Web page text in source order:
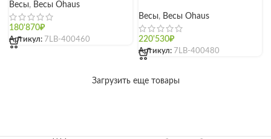
Весы, Весы Ohaus
180'870₽
Артикул: 7LB-400460
Весы, Весы Ohaus
220'530₽
Артикул: 7LB-400480
Загрузить еще товары